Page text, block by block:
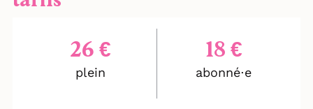
26 €
plein
18 €
abonné⋅e